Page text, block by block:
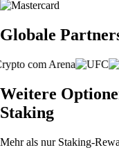
Globale
Weitere
Staking
Mehr als nur Staking-